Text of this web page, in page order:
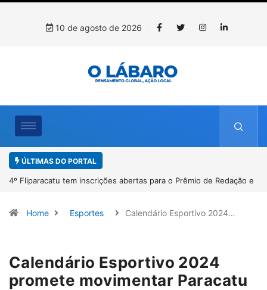
10 de agosto de 2026
ÚLTIMAS DO PORTAL
4º Fliparacatu tem inscrições abertas para o Prêmio de Redação e
Home Esportes Calendário Esportivo 2024…
Calendário Esportivo 2024
promete movimentar Paracatu